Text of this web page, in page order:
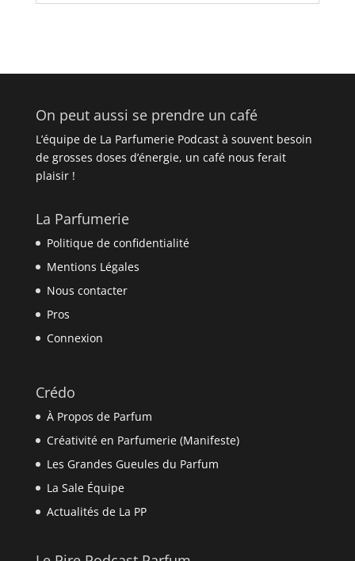
On peut aussi se prendre un café
L’équipe de La Parfumerie Podcast à souvent besoin
de grosses doses d’énergie, un café nous ferait
plaisir !
La Parfumerie
Politique de confidentialité
Mentions Légales
Nous contacter
Pros
Connexion
Crédo
À Propos de Parfum
Créativité en Parfumerie (Manifeste)
Les Grandes Gueules du Parfum
La Sale Équipe
Actualités de La PP